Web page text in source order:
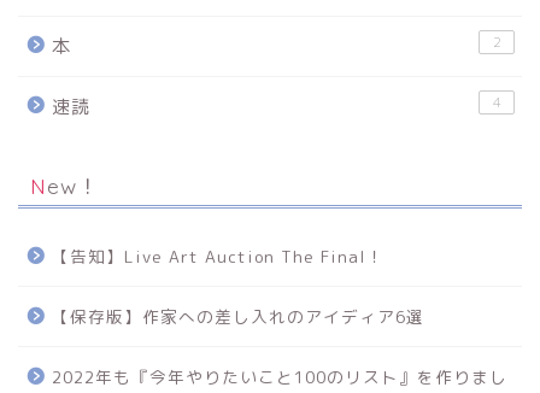
本 2
速読 4
New！
【告知】Live Art Auction The Final！
【保存版】作家への差し入れのアイディア6選
2022年も『今年やりたいこと100のリスト』を作りまし